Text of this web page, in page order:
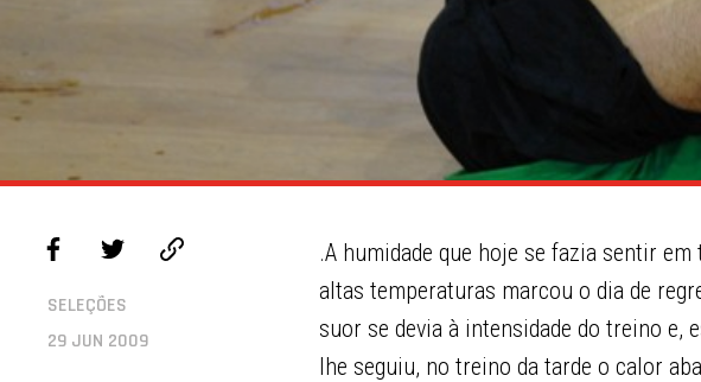
SELEÇÕES
29 JUN 2009
.A humidade que hoje se fazia sentir
altas temperaturas marcou o dia de
suor se devia à intensidade do treino e,
lhe seguiu, no treino da tarde o calor